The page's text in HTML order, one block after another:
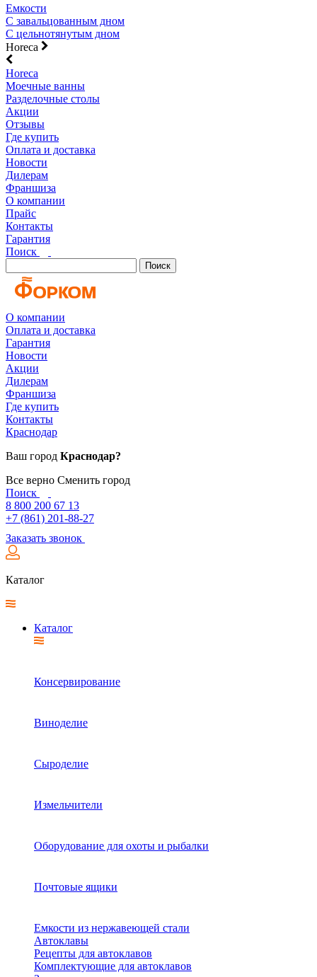
Емкости
С завальцованным дном
С цельнотянутым дном
Horeca
Horeca
Моечные ванны
Разделочные столы
Акции
Отзывы
Где купить
Оплата и доставка
Новости
Дилерам
Франшиза
О компании
Прайс
Контакты
Гарантия
Поиск
Поиск
О компании
Оплата и доставка
Гарантия
Новости
Акции
Дилерам
Франшиза
Где купить
Контакты
Краснодар
Ваш город Краснодар?
Все верно Сменить город
Поиск
8 800 200 67 13
+7 (861) 201-88-27
Заказать звонок
Каталог
Каталог
Консервирование
Виноделие
Сыроделие
Измельчители
Оборудование для охоты и рыбалки
Почтовые ящики
Емкости из нержавеющей стали
Автоклавы
Рецепты для автоклавов
Комплектующие для автоклавов